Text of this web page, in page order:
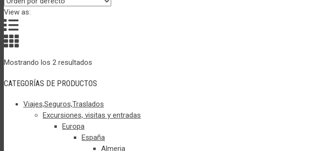
View as:
Mostrando los 2 resultados
CATEGORÍAS DE PRODUCTOS
Viajes,Seguros,Traslados
Excursiones, visitas y entradas
Europa
España
Almeria